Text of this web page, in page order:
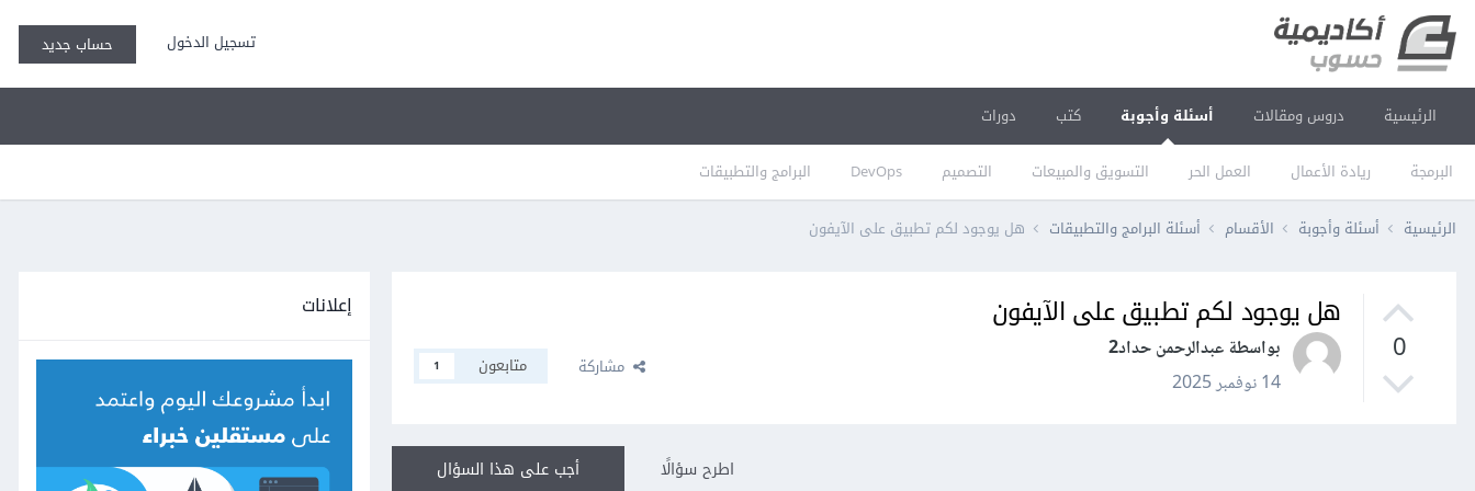
تسجيل الدخول حساب جديد
الرئيسية دروس ومقالات أسئلة وأجوبة
البرمجة ريادة الأعمال العمل الحر التسويق والمبيعات التصميم DevOps البرامج والتطبيقات
كتب دورات
الرئيسية أسئلة وأجوبة الأقسام أسئلة البرامج والتطبيقات هل يوجود لكم تطبيق على الآيفون
0
هل يوجود لكم تطبيق على الآيفون
بواسطة عبدالرحمن حداد2
14 نوفمبر 2025
مشاركة متابعون 1
أجب على هذا السؤال اطرح سؤالًا
إعلانات